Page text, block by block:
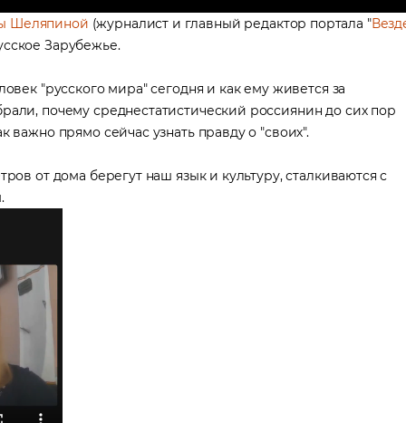
Шеляпиной (журналист и главный редактор портала "
Зарубежье.
"русского мира" сегодня и как ему живется за
почему среднестатистический россиянин до сих пор
важно прямо сейчас узнать правду о "своих".
от дома берегут наш язык и культуру, сталкиваются с